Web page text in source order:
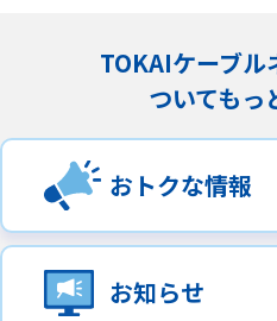
放送番組審議会議事録
情報セキュリティ基本方針
ご利用約款・重要事項説明書
プライバシーポリシー
広告掲載のご案内
TOKAIケーブル
ついてもっ
おトクな情報
お知らせ